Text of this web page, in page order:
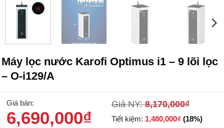
Máy lọc nước Karofi Optimus i1 – 9 lõi lọc
– O-i129/A
Giá bán:
6,690,000₫
Giá NY:8,170,000₫
Tiết kiệm: 1,480,000₫ (18%)